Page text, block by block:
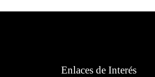
Enlaces de Interés